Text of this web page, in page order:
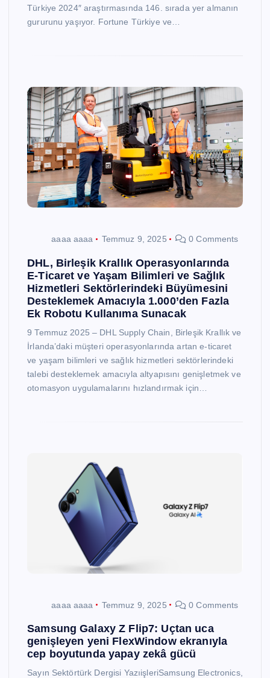
Türkiye 2024″ araştırmasında 146. sırada yer almanın
gururunu yaşıyor. Fortune Türkiye ve…
aaaa aaaa Temmuz 9, 2025 0 Comments
DHL, Birleşik Krallık Operasyonlarında
E-Ticaret ve Yaşam Bilimleri ve Sağlık
Hizmetleri Sektörlerindeki Büyümesini
Desteklemek Amacıyla 1.000’den Fazla
Ek Robotu Kullanıma Sunacak
9 Temmuz 2025 – DHL Supply Chain, Birleşik Krallık ve
İrlanda’daki müşteri operasyonlarında artan e-ticaret
ve yaşam bilimleri ve sağlık hizmetleri sektörlerindeki
talebi desteklemek amacıyla altyapısını genişletmek ve
otomasyon uygulamalarını hızlandırmak için…
aaaa aaaa Temmuz 9, 2025 0 Comments
Samsung Galaxy Z Flip7: Uçtan uca
genişleyen yeni FlexWindow ekranıyla
cep boyutunda yapay zekâ gücü
Sayın Sektörtürk Dergisi YazıişleriSamsung Electronics,